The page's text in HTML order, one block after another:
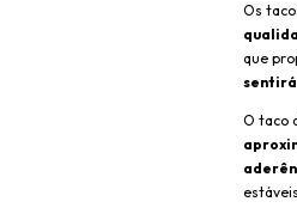
Os
que
O taco